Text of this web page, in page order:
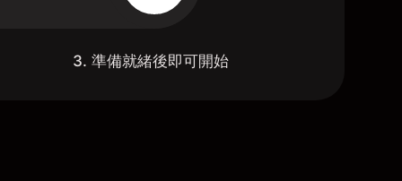
3. 準備就緒後即可開始